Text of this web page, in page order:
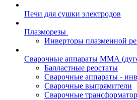
Печи для сушки электродов
Плазморезы
Инверторы плазменной
Сварочные аппараты ММА
Балластные реостаты
Сварочные аппараты -
Сварочные выпрямители
Сварочные